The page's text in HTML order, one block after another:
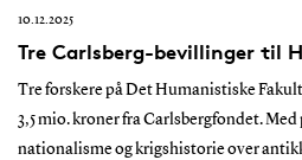
10.12.2025
Tre Carlsberg-bevillinger til
Tre forskere på Det Humanistiske
3,5 mio. kroner fra Carlsbergfondet.
nationalisme og krigshistorie over